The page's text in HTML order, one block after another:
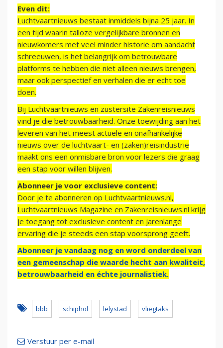
Even dit:
Luchtvaartnieuws bestaat inmiddels bijna 25 jaar. In
een tijd waarin talloze vergelijkbare bronnen en
nieuwkomers met veel minder historie om aandacht
schreeuwen, is het belangrijk om betrouwbare
platforms te hebben die niet alleen nieuws brengen,
maar ook perspectief en verhalen die er echt toe
doen.
Bij Luchtvaartnieuws en zustersite Zakenreisnieuws
vind je die betrouwbaarheid. Onze toewijding aan het
leveren van het meest actuele en onafhankelijke
nieuws over de luchtvaart- en (zaken)reisindustrie
maakt ons een onmisbare bron voor lezers die graag
een stap voor willen blijven.
Abonneer je voor exclusieve content:
Door je te abonneren op Luchtvaartnieuws.nl,
Luchtvaartnieuws Magazine en Zakenreisnieuws.nl krijg
je toegang tot exclusieve content en jarenlange
ervaring die je steeds een stap voorsprong geeft.
Abonneer je vandaag nog en word onderdeel van
een gemeenschap die waarde hecht aan kwaliteit,
betrouwbaarheid en échte journalistiek.
bbb schiphol lelystad vliegtaks
Verstuur per e-mail